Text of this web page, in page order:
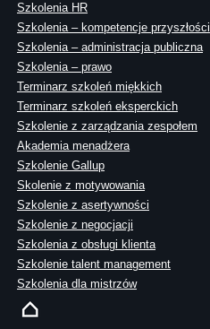
Szkolenia HR
Szkolenia – kompetencje przyszłości
Szkolenia – administracja publiczna
Szkolenia – prawo
Terminarz szkoleń miękkich
Terminarz szkoleń eksperckich
Szkolenie z zarządzania zespołem
Akademia menadżera
Szkolenie Gallup
Skolenie z motywowania
Szkolenie z asertywności
Szkolenie z negocjacji
Szkolenia z obsługi klienta
Szkolenie talent management
Szkolenia dla mistrzów